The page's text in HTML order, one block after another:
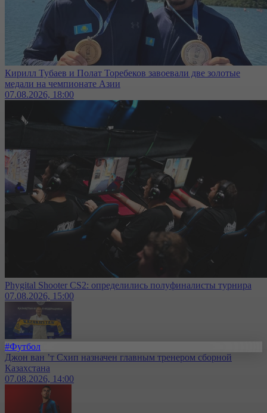
Кирилл Тубаев и Полат Торебеков завоевали две золотые
медали на чемпионате Азии
07.08.2026, 18:00
Phygital Shooter CS2: определились полуфиналисты турнира
07.08.2026, 15:00
#Футбол
Джон ван ’т Схип назначен главным тренером сборной
Казахстана
07.08.2026, 14:00